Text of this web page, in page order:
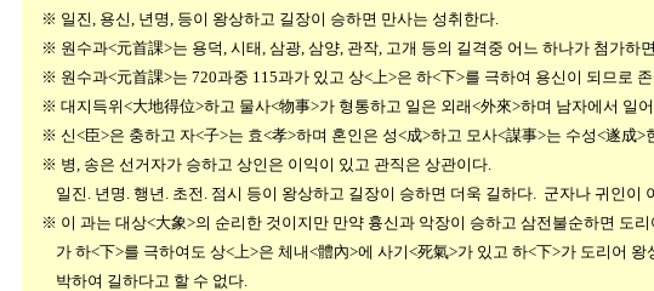
※ 일진, 용신, 년명, 등이 왕상하고 길장이 승하면 만사는 성취한다.
※ 원수과<元首課>는 용덕, 시태, 삼광, 삼양, 관작, 고개 등의 길격중 어느 하나가 첨가하
※ 원수과<元首課>는 720과중 115과가 있고 상<上>은 하<下>를 극하여 용신이 되므로
※ 대지득위<大地得位>하고 물사<物事>가 형통하고 일은 외래<外來>하며 남자에서 일
※ 신<臣>은 충하고 자<子>는 효<孝>하며 혼인은 성<成>하고 모사<謀事>는 수성<遂成>
※ 병, 송은 선거자가 승하고 상인은 이익이 있고 관직은 상관이다.
일진. 년명. 행년. 초전. 점시 등이 왕상하고 길장이 승하면 더욱 길하다. 군자나 귀인이
※ 이 과는 대상<大象>의 순리한 것이지만 만약 흉신과 악장이 승하고 삼전불순하면 도리
가 하<下>를 극하여도 상<上>은 체내<體內>에 사기<死氣>가 있고 하<下>가 도리어 왕
박하여 길하다고 할 수 없다.